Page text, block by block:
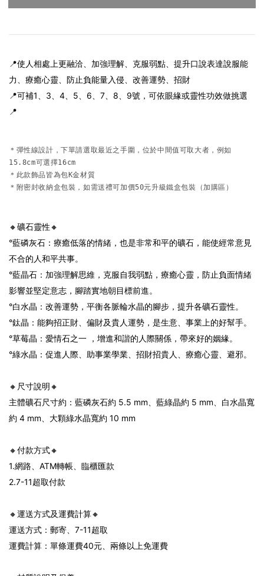
📍使人相處上更融洽、加強理解、克服弱點、提升口說表達說服能
力、療癒心靈、防止負能量入侵、改善運勢、招財
📍可補1、3、4、5、6、7、8、9號，可依眼緣或靈性功效做挑選
📍
＊彈性線設計，下單請選取最近之手圍，位於中間值可取大者，例如
15.8cm可選擇16cm
＊此款飾品皆為包K金材質
＊附密封收納盒包裝，如需送禮可加價50元升級鐵盒包裝（加購區）
🔸礦石靈性🔸
°藍磷灰石：療癒低落的情緒，也是非常和平的礦石，能使經常意見
不合的人和平共事。
°藍晶石：加強理解思維，克服自我弱點，療癒心靈，防止負面情緒
影響並堅定意志，腳踏實地朝目標前進。
°白水晶：改善運勢，平衡各脈輪水晶的腳步，提升各礦石靈性。
°鈦晶：能夠招正財、偏財及貴人運勢，是生意、事業上的好幫手。
°草莓晶：愛情石之一 ，增進和諧的人際關係，帶來好的姻緣。
°綠水晶：促進人際、助事業學業、招財招貴人、療癒心靈、避邪。
🔸尺寸說明🔸
主體礦石尺寸約：藍磷灰石約 5.5 mm、藍綠晶約 5 mm、白水晶寬
約 4 mm、大顆綠水晶寬約 10 mm
🔸付款方式🔸
1.網路、ATM轉帳、臨櫃匯款
2.7-11超取付款
🔸運送方式及運費計算🔸
運送方式：郵寄、7-11超取
運費計算：單條運費40元、兩條以上免運費